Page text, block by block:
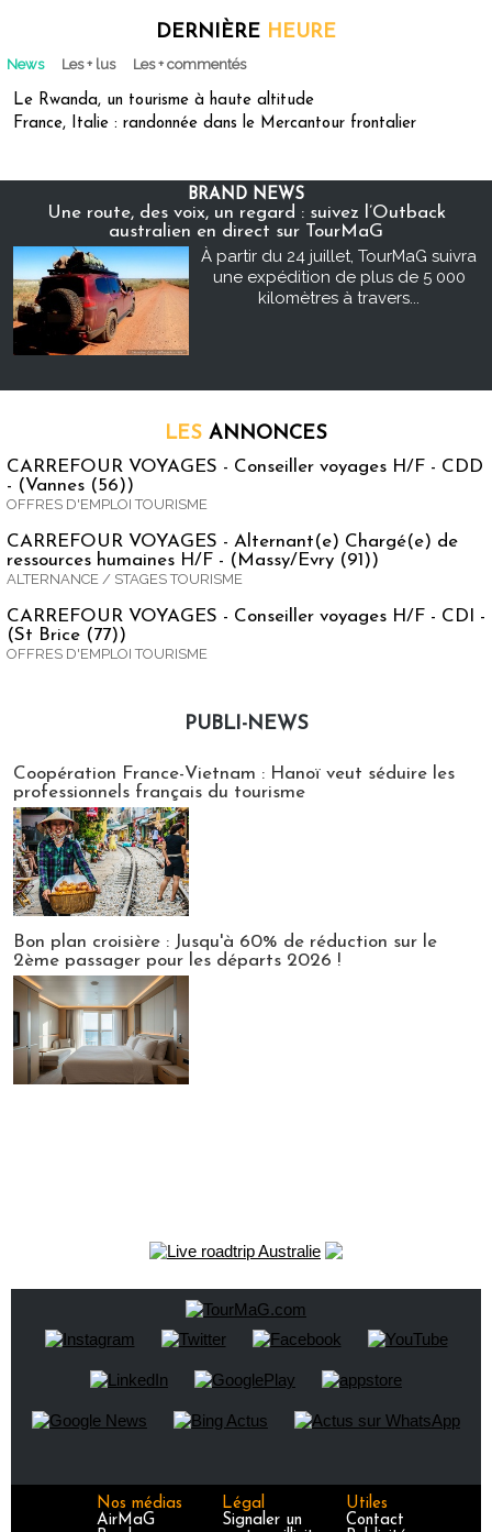
DERNIÈRE HEURE
News Les + lus Les + commentés
Le Rwanda, un tourisme à haute altitude
France, Italie : randonnée dans le Mercantour frontalier
BRAND NEWS
Une route, des voix, un regard : suivez l’Outback
australien en direct sur TourMaG
À partir du 24 juillet, TourMaG suivra
une expédition de plus de 5 000
kilomètres à travers...
LES ANNONCES
CARREFOUR VOYAGES - Conseiller voyages H/F - CDD
- (Vannes (56))
OFFRES D'EMPLOI TOURISME
CARREFOUR VOYAGES - Alternant(e) Chargé(e) de
ressources humaines H/F - (Massy/Evry (91))
ALTERNANCE / STAGES TOURISME
CARREFOUR VOYAGES - Conseiller voyages H/F - CDI -
(St Brice (77))
OFFRES D'EMPLOI TOURISME
PUBLI-NEWS
Coopération France-Vietnam : Hanoï veut séduire les
professionnels français du tourisme
Bon plan croisière : Jusqu'à 60% de réduction sur le
2ème passager pour les départs 2026 !
Nos médias
AirMaG
Légal
Signaler un
Utiles
Contact